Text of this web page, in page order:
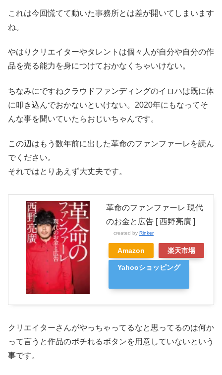
これは今回慌てて動いた事務所とは差が開いてしまいます
ね。
やはりクリエイターやタレントは個々人が自分や自分の作
品を売る能力を身につけておかなくちゃいけない。
ちなみにですねクラウドファンディングのイロハは既に体
に叩き込んでおかないといけない。2020年にもなってそ
んな事を聞いていたらおじいちゃんです。
この辺はもう数年前に出した革命のファンファーレを読ん
でください。
それではとりあえず大丈夫です。
革命のファンファーレ 現代
のお金と広告 [ 西野亮廣 ]
created by Rinker
Amazon 楽天市場
Yahooショッピング
クリエイターさんがやっちゃってるなと思ってるのは何か
って言うと作品のポチれるボタンを用意していないという
事です。